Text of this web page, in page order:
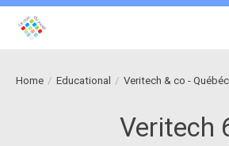
Home / Educational / Veritech & co -
Veritech